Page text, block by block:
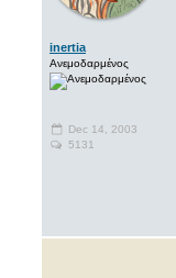
inertia
Ανεμοδαρμένος
Dec 14, 2003
5131